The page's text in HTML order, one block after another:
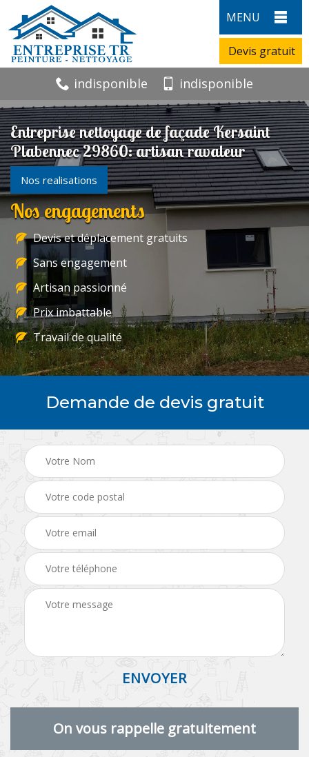
MENU
Devis gratuit
indisponible indisponible
Entreprise nettoyage de façade Kersaint
Plabennec 29860: artisan ravaleur
Nos realisations
Nos engagements
Devis et déplacement gratuits
Sans engagement
Artisan passionné
Prix imbattable
Travail de qualité
Demande de devis gratuit
On vous rappelle gratuitement